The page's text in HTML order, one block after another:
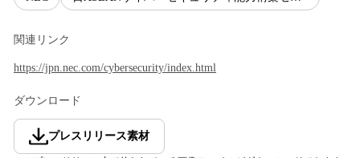
関連リンク
https://jpn.nec.com/cybersecurity/index.html
ダウンロード
プレスリリース素材